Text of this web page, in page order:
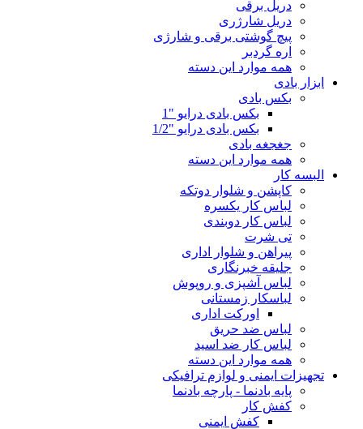
دریل برقی
دریل شارژری
پیچ گوشتی برقی و شارژی
اره گردبر
همه موارد این دسته
ابزار بادی
بکس بادی
بکس بادی درایو "1
بکس بادی درایو "1/2
جغجغه بادی
همه موارد این دسته
البسه کار
کاپشن و شلوار دوتکه
لباس کار یکسره
لباس کار دوبندی
تی شرت
پیراهن و شلوار اداری
جلیقه خبرنگاری
لباس آشپزی و روپوش
لباسکار زمستانی
اورکت اداری
لباس ضد حریق
لباس کار ضد اسید
همه موارد این دسته
تجهیزات ایمنی و لوازم ترافیکی
پایه بادنما - پارچه بادنما
کفش کار
کفش ایمنی